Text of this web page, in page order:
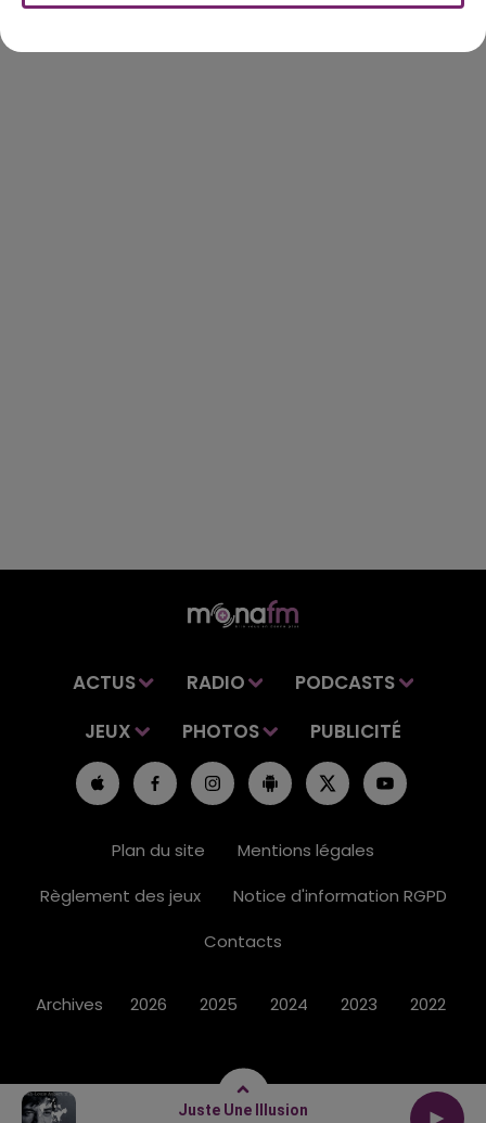
Juste Une Illusion
ACTUS RADIO
PODCASTS
JEUX
PHOTOS PUBLICITÉ
Plan du site
Mentions légales
Règlement des jeux
Notice d'information RGPD
Contacts
Archives 2026 2025 2024 2023 2022